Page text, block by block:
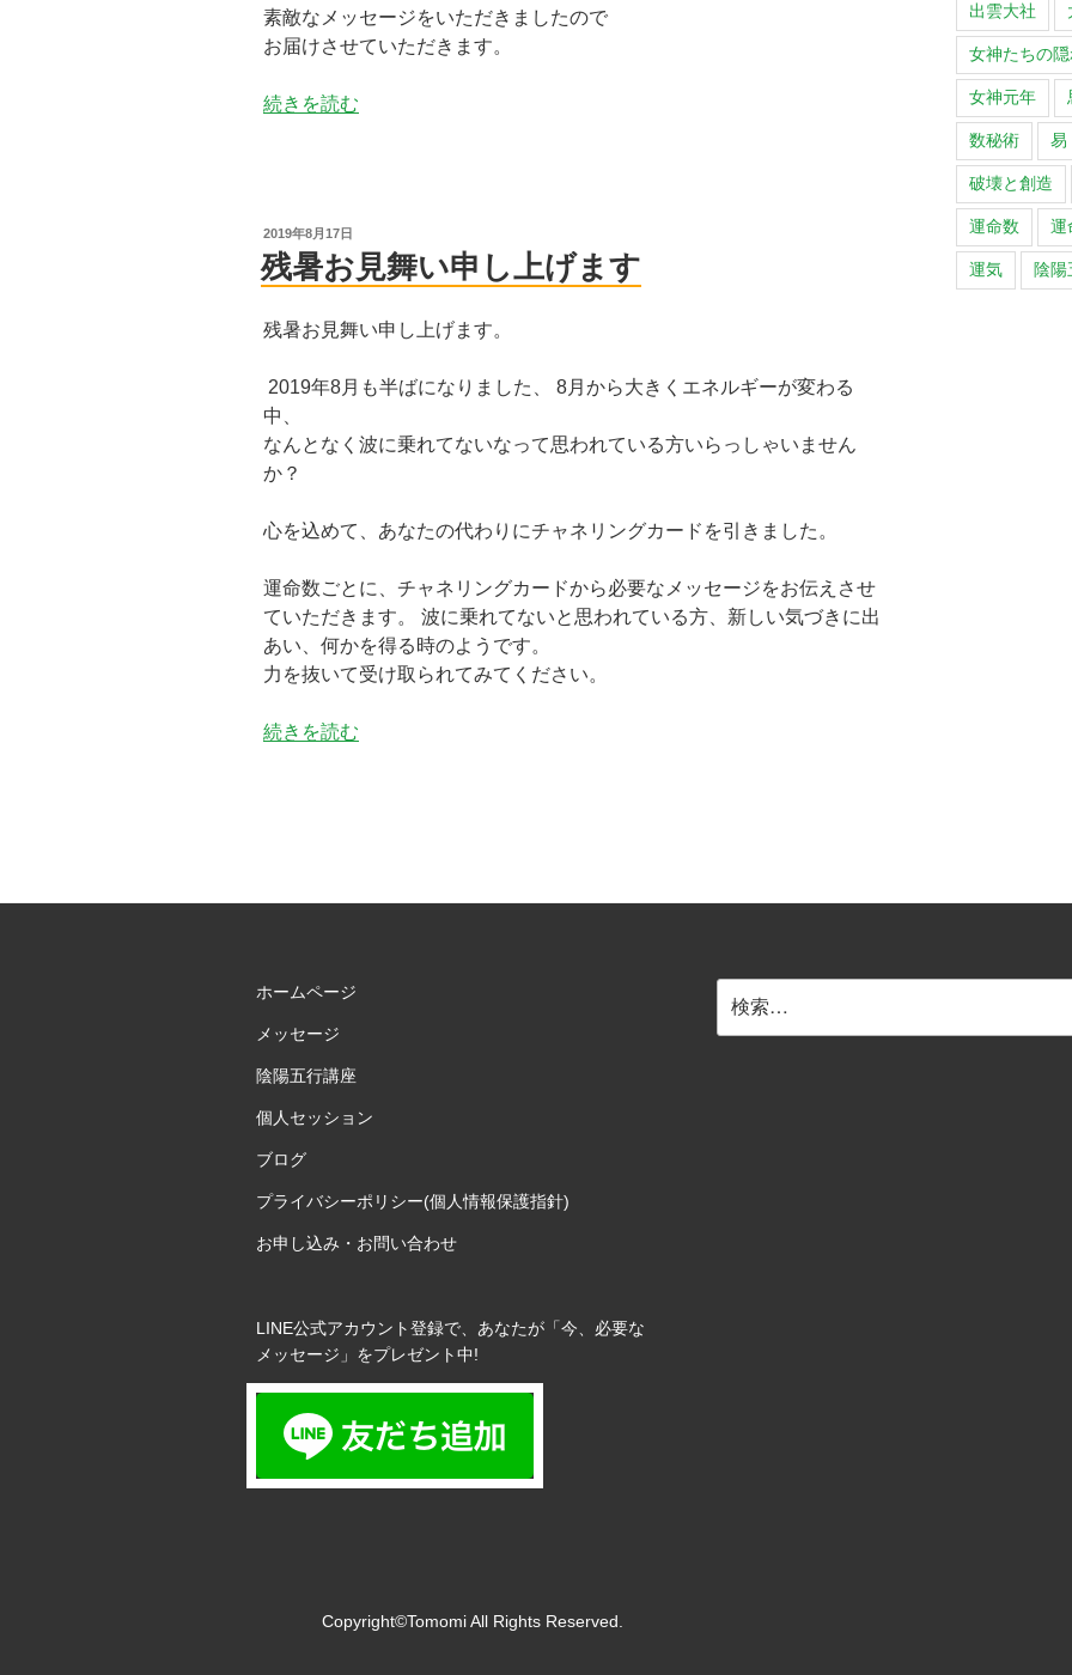
素敵なメッセージをいただきましたので
お届けさせていただきます。
“子
て、
親
子
み
る”
の
続きを読む
投
稿
日:
2019年8月17日
残暑お見舞い申し上げます
残暑お見舞い申し上げます。
2019年8月も半ばになりました、 8月から大きくエネルギーが変わる
中、
なんとなく波に乗れてないなって思われている方いらっしゃいません
か？
心を込めて、あなたの代わりにチャネリングカードを引きました。
運命数ごとに、チャネリングカードから必要なメッセージをお伝えさせ
ていただきます。 波に乗れてないと思われている方、新しい気づきに出
あい、何かを得る時のようです。
力を抜いて受け取られてみてください。
“残
申
げ
す”
の
続きを読む
出雲大社
女神たちの
女神元年
数秘術 易
破壊と創造
運命数 運
運気 陰陽
ホームページ
メッセージ
陰陽五行講座
個人セッション
ブログ
プライバシーポリシー(個人情報保護指針)
お申し込み・お問い合わせ
LINE公式アカウント登録で、あなたが「今、必要な
メッセージ」をプレゼント中!
索:
Copyright©Tomomi All Rights Reserved.